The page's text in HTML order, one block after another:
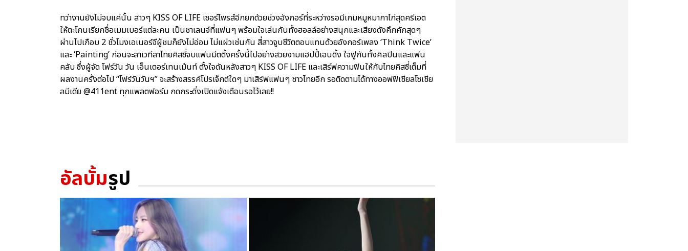
ทว่างานยังไม่จบแค่นั้น สาวๆ KISS OF LIFE เซอร์ไพรส์อีกยกด้วยช่วงอังกอร์ที่ระหว่างรอมีเกมหมูหมากาไก่สุดครีเอต
ให้ตะโกนเรียกชื่อเมมเบอร์แต่ละคน เป็นชาเลนจ์ที่แฟนๆ พร้อมใจเล่นกันทั้งฮอลล์อย่างสนุกและเสียงดังคึกคักสุดๆ
ผ่านไปเกือบ 2 ชั่วโมงเอเนอร์จีผู้ชมก็ยังไม่อ่อม ไม่แผ่วเช่นกัน สี่สาวจูบชีวิตตอบแทนด้วยอังกอร์เพลง ‘Think Twice’
และ ‘Painting’ ก่อนจะลาเวทีลาไทยคิสซี่จบแฟนมีตติ้งครั้งนี้ไปอย่างสวยงามแฮปปี้เอนดิ้ง ใจฟูกันทั้งศิลปินและแฟน
คลับ ซึ่งผู้จัด โฟร์วัน วัน เอ็นเตอร์เทนเม้นท์ ตั้งใจดันหลังสาวๆ KISS OF LIFE และเสิร์ฟความฟินให้กับไทยคิสซี่เต็มที่
ผลงานครั้งต่อไป “โฟร์วันวันฯ” จะสร้างสรรค์โปรเจ็กต์ใดๆ มาเสิร์ฟแฟนๆ ชาวไทยอีก รอติดตามได้ทางออฟฟิเชียลโซเชีย
ลมีเดีย @411ent ทุกแพลตฟอร์ม กดกระดิ่งเปิดแจ้งเตือนรอไว้เลย!!
อัลบั้มรูป